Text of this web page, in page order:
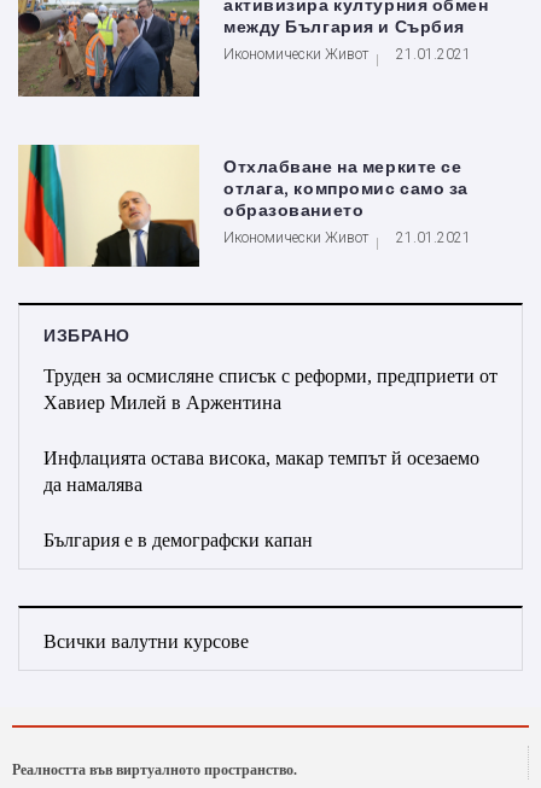
активизира културния обмен
между България и Сърбия
Икономически Живот 21.01.2021
Отхлабване на мерките се
отлага, компромис само за
образованието
Икономически Живот 21.01.2021
ИЗБРАНО
Труден за осмисляне списък с реформи, предприети от
Хавиер Милей в Аржентина
Инфлацията остава висока, макар темпът й осезаемо
да намалява
България е в демографски капан
Всички валутни курсове
Реалността във виртуалното пространство.